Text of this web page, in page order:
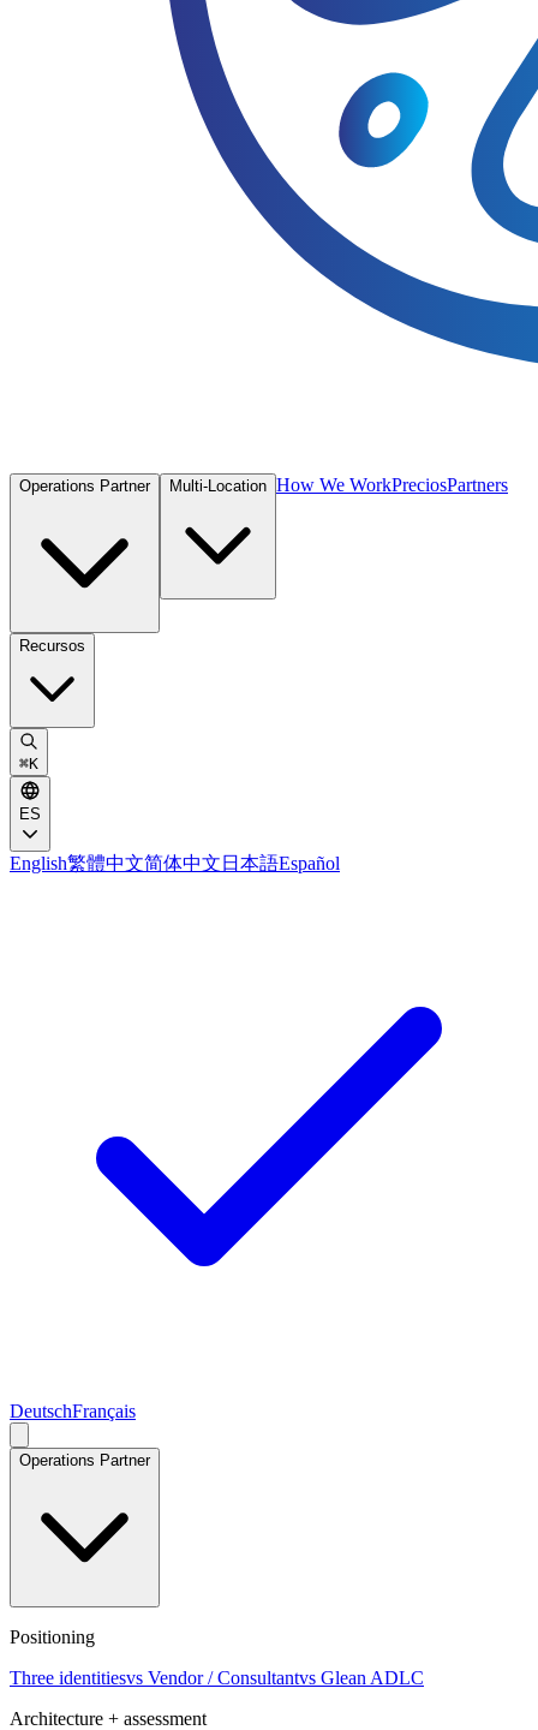
Operations Partner Multi-Location How We WorkPreciosPartners
Recursos
⌘K
ES
English繁體中文简体中文 日本語Español
DeutschFrançais
Operations Partner
Positioning
Three identitiesvs Vendor / Consultantvs Glean ADLC
Architecture + assessment